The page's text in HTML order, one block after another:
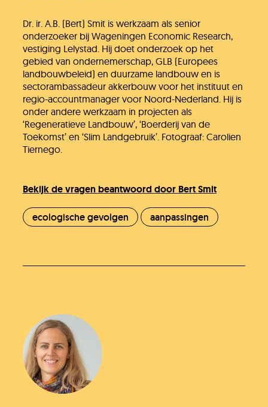
Dr. ir. A.B. (Bert) Smit is werkzaam als senior
onderzoeker bij Wageningen Economic Research,
vestiging Lelystad. Hij doet onderzoek op het
gebied van ondernemerschap, GLB (Europees
landbouwbeleid) en duurzame landbouw en is
sectorambassadeur akkerbouw voor het instituut en
regio-accountmanager voor Noord-Nederland. Hij is
onder andere werkzaam in projecten als
‘Regeneratieve Landbouw’, ‘Boerderij van de
Toekomst’ en ‘Slim Landgebruik’. Fotograaf: Carolien
Tiernego.
Bekijk de vragen beantwoord door Bert Smit
ecologische gevolgen aanpassingen